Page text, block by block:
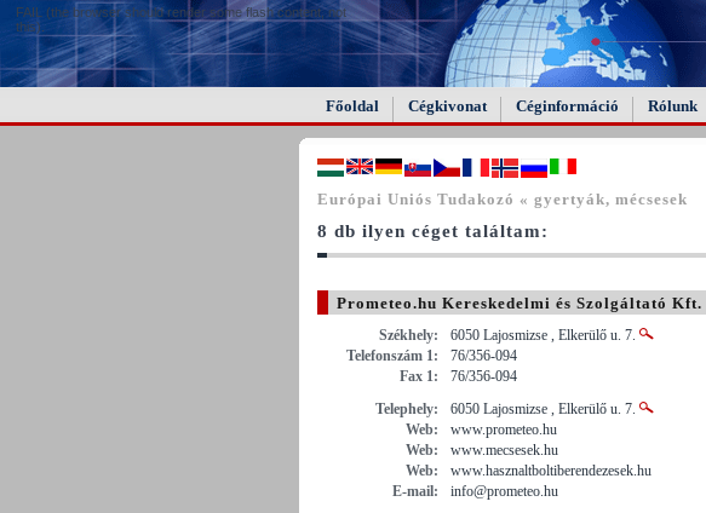
FAIL (the browser should render some flash content, not
this).
Főoldal Cégkivonat Céginformáció Rólunk
Európai Uniós Tudakozó « gyertyák, mécsesek
8 db ilyen céget találtam:
Prometeo.hu Kereskedelmi és Szolgáltató Kft.
Székhely:
6050 Lajosmizse , Elkerülő u. 7.
Telefonszám 1:
76/356-094
Fax 1:
76/356-094
Telephely:
6050 Lajosmizse , Elkerülő u. 7.
Web:
www.prometeo.hu
Web:
www.mecsesek.hu
Web:
www.hasznaltboltiberendezesek.hu
E-mail:
info@prometeo.hu